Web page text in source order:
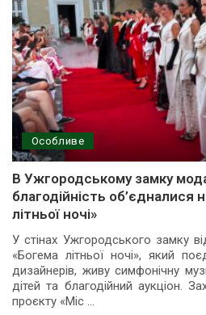
Особливе
В Ужгородському замку
благодійність об’єдналися
літньої ночі»
У стінах Ужгородського замку
«Богема літньої ночі», який
дизайнерів, живу симфонічну
дітей та благодійний аукціон.
проєкту «Міс ...